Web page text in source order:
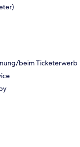
beim Ticketerwerb